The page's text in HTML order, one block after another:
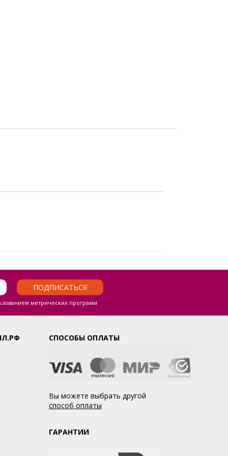
ПОДПИСАТЬСЯ
метрических программ
СПОСОБЫ ОПЛАТЫ
Вы можете выбрать другой
способ оплаты
ГАРАНТИИ